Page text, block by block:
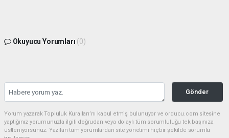
Okuyucu Yorumları (0)
Gönder
Yorum yazarak Topluluk Kuralları’nı kabul etmiş bulunuyor ve orducu.com sitesine
yaptığınız yorumunuzla ilgili doğrudan veya dolaylı tüm sorumluluğu tek başınıza
üstleniyorsunuz. Yazılan tüm yorumlardan site yönetimi hiçbir şekilde sorumlu